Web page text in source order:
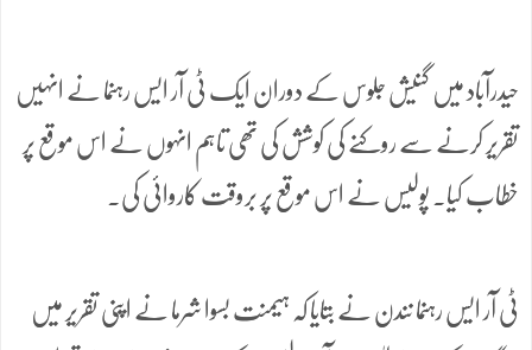
حیدرآباد میں گنیش جلوس کے دوران ایک ٹی آر ایس رہنما نے انہیں
تقریر کرنے سے روکنے کی کوشش کی تھی تاہم انہوں نے اس موقع پر
خطاب کیا۔ پولیس نے اس موقع پر بروقت کاروائی کی۔
ٹی آر ایس رہنما نندن نے بتایا کہ ہیمنت بسوا شرما نے اپنی تقریر میں